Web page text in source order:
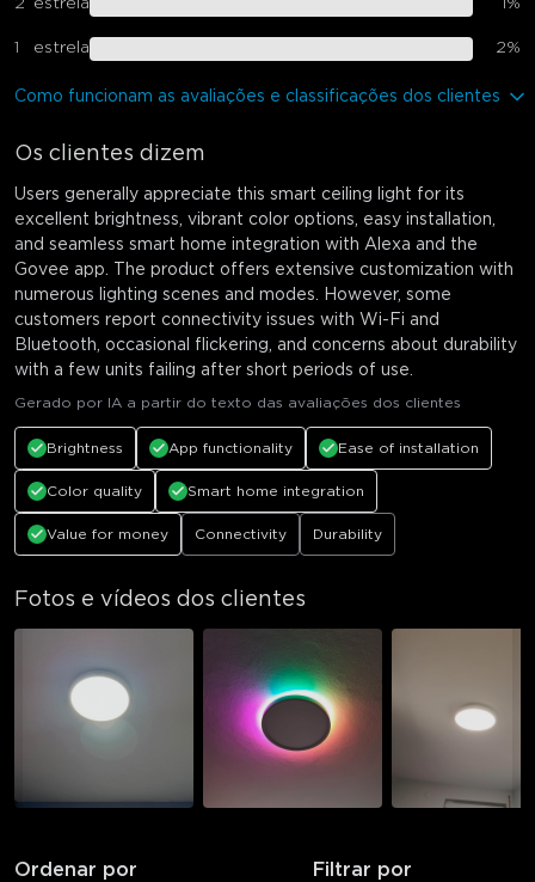
2 estrela 1 %
1 estrela 2%
Como funcionam as avaliações e classificações dos clientes
Os clientes dizem
Users generally appreciate this smart ceiling light for its
excellent brightness, vibrant color options, easy installation,
and seamless smart home integration with Alexa and the
Govee app. The product offers extensive customization with
numerous lighting scenes and modes. However, some
customers report connectivity issues with Wi-Fi and
Bluetooth, occasional flickering, and concerns about durability
with a few units failing after short periods of use.
Gerado por IA a partir do texto das avaliações dos clientes
Brightness App functionality Ease of installation
Color quality Smart home integration
Value for money Connectivity Durability
Fotos e vídeos dos clientes
Ordenar por Filtrar por